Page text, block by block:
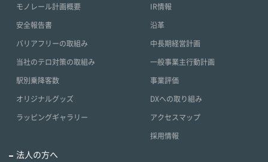
モノレール計画概要
安全報告書
バリアフリーの取組み
当社のテロ対策の取組み
駅別乗降客数
オリジナルグッズ
ラッピングギャラリー
IR情報
沿革
中長期経営計画
一般事業主行動計画
事業評価
DXへの取り組み
アクセスマップ
採用情報
法人の方へ